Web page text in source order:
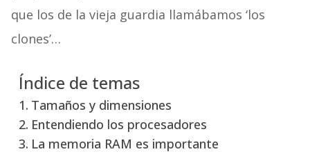
que los de la vieja guardia llamábamos ‘los
clones’…
Índice de temas
Tamaños y dimensiones
Entendiendo los procesadores
La memoria RAM es importante